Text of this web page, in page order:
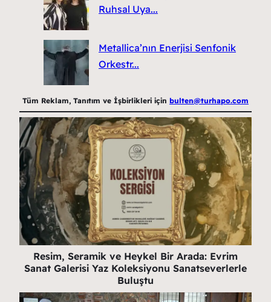
Ruhsal Uya...
Metallica’nın Enerjisi Senfonik
Orkestr...
Tüm Reklam, Tanıtım ve İşbirlikleri için bulten@turhapo.com
Resim, Seramik ve Heykel Bir Arada: Evrim
Sanat Galerisi Yaz Koleksiyonu Sanatseverlerle
Buluştu